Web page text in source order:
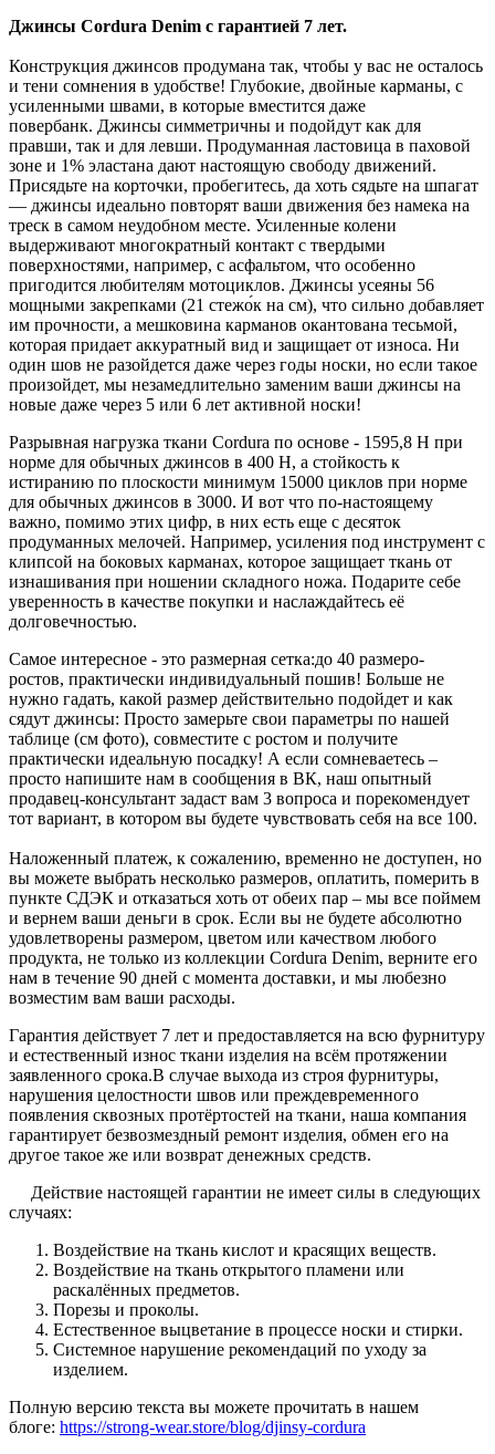
Джинсы Cordura Denim с гарантией 7 лет.
Конструкция джинсов продумана так, чтобы у вас не осталось
и тени сомнения в удобстве! Глубокие, двойные карманы, с
усиленными швами, в которые вместится даже
повербанк. Джинсы симметричны и подойдут как для
правши, так и для левши. Продуманная ластовица в паховой
зоне и 1% эластана дают настоящую свободу движений.
Присядьте на корточки, пробегитесь, да хоть сядьте на шпагат
— джинсы идеально повторят ваши движения без намека на
треск в самом неудобном месте. Усиленные колени
выдерживают многократный контакт с твердыми
поверхностями, например, с асфальтом, что особенно
пригодится любителям мотоциклов. Джинсы усеяны 56
мощными закрепками (21 стежо́к на см), что сильно добавляет
им прочности, а мешковина карманов окантована тесьмой,
которая придает аккуратный вид и защищает от износа. Ни
один шов не разойдется даже через годы носки, но если такое
произойдет, мы незамедлительно заменим ваши джинсы на
новые даже через 5 или 6 лет активной носки!
Разрывная нагрузка ткани Cordura по основе - 1595,8 Н при
норме для обычных джинсов в 400 Н, а стойкость к
истиранию по плоскости минимум 15000 циклов при норме
для обычных джинсов в 3000. И вот что по-настоящему
важно, помимо этих цифр, в них есть еще с десяток
продуманных мелочей. Например, усиления под инструмент с
клипсой на боковых карманах, которое защищает ткань от
изнашивания при ношении складного ножа. Подарите себе
уверенность в качестве покупки и наслаждайтесь её
долговечностью.
Самое интересное - это размерная сетка:до 40 размеро-
ростов, практически индивидуальный пошив! Больше не
нужно гадать, какой размер действительно подойдет и как
сядут джинсы: Просто замерьте свои параметры по нашей
таблице (см фото), совместите с ростом и получите
практически идеальную посадку! А если сомневаетесь –
просто напишите нам в сообщения в ВК, наш опытный
продавец-консультант задаст вам 3 вопроса и порекомендует
тот вариант, в котором вы будете чувствовать себя на все 100.
Наложенный платеж, к сожалению, временно не доступен, но
вы можете выбрать несколько размеров, оплатить, померить в
пункте СДЭК и отказаться хоть от обеих пар – мы все поймем
и вернем ваши деньги в срок. Если вы не будете абсолютно
удовлетворены размером, цветом или качеством любого
продукта, не только из коллекции Cordura Denim, верните его
нам в течение 90 дней с момента доставки, и мы любезно
возместим вам ваши расходы.
Гарантия действует 7 лет и предоставляется на всю фурнитуру
и естественный износ ткани изделия на всём протяжении
заявленного срока.В случае выхода из строя фурнитуры,
нарушения целостности швов или преждевременного
появления сквозных протёртостей на ткани, наша компания
гарантирует безвозмездный ремонт изделия, обмен его на
другое такое же или возврат денежных средств.
Действие настоящей гарантии не имеет силы в следующих
случаях:
Воздействие на ткань кислот и красящих веществ.
Воздействие на ткань открытого пламени или
раскалённых предметов.
Порезы и проколы.
Естественное выцветание в процессе носки и стирки.
Системное нарушение рекомендаций по уходу за
изделием.
Полную версию текста вы можете прочитать в нашем
блоге: https://strong-wear.store/blog/djinsy-cordura